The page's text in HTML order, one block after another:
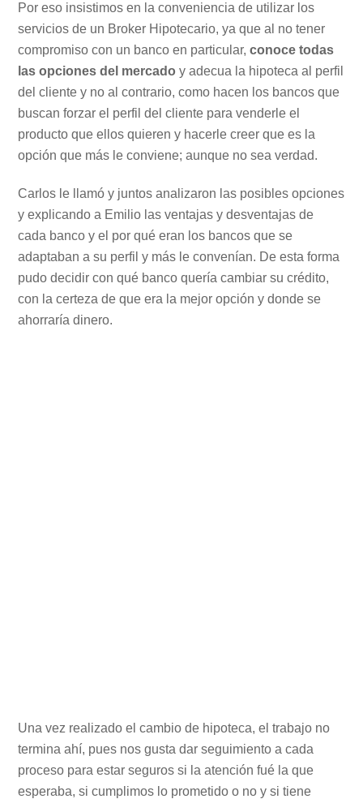
Por eso insistimos en la conveniencia de utilizar los
servicios de un Broker Hipotecario, ya que al no tener
compromiso con un banco en particular,conoce todas
las opciones del mercado y adecua la hipoteca al perfil
del cliente y no al contrario, como hacen los bancos que
buscan forzar el perfil del cliente para venderle el
producto que ellos quieren y hacerle creer que es la
opción que más le conviene; aunque no sea verdad.
Carlos le llamó y juntos analizaron las posibles opciones
y explicando a Emilio las ventajas y desventajas de
cada banco y el por qué eran los bancos que se
adaptaban a su perfil y más le convenían. De esta forma
pudo decidir con qué banco quería cambiar su crédito,
con la certeza de que era la mejor opción y donde se
ahorraría dinero.
Una vez realizado el cambio de hipoteca, el trabajo no
termina ahí, pues nos gusta dar seguimiento a cada
proceso para estar seguros si la atención fué la que
esperaba, si cumplimos lo prometido o no y si tiene